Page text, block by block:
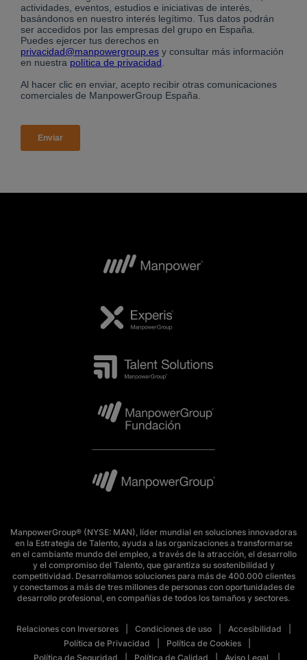
ManpowerGroup® (NYSE: MAN), líder mundial en soluciones innovadoras
en la Estrategia de Talento, ayuda a las organizaciones a transformarse
en el cambiante mundo del empleo, a través de la atracción, el desarrollo
y el compromiso del Talento, que garantiza su sostenibilidad y
competitividad. Desarrollamos soluciones para más de 400.000 clientes
y conectamos a más de tres millones de personas con oportunidades de
desarrollo profesional, en compañías de todos los tamaños y sectores.
Relaciones con Inversores Condiciones de uso
Accesibilidad
Política de Privacidad
Política de Cookies
Política de Seguridad
Política de Calidad Aviso Legal